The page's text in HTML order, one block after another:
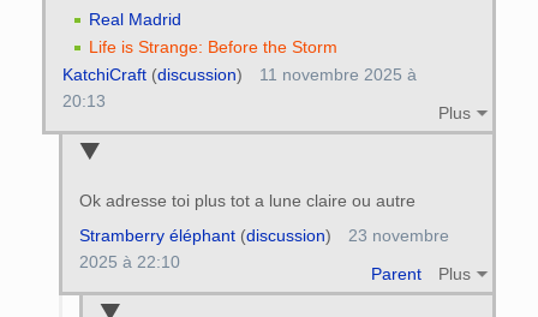
Real Madrid
Life is Strange: Before the Storm
Plus
KatchiCraft(discussion)
11 novembre 2025 à
20:13
Ok adresse toi plus tot a lune claire ou autre
Parent Plus
Stramberry éléphant(discussion)
23 novembre
2025 à 22:10